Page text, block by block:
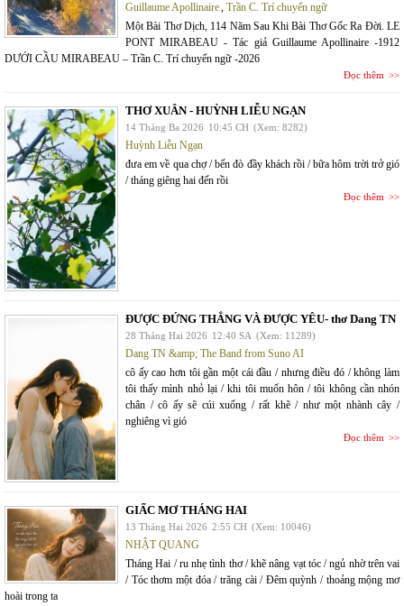
Guillaume Apollinaire, Trần C. Trí chuyển ngữ
Một Bài Thơ Dịch, 114 Năm Sau Khi Bài Thơ Gốc Ra Đời. LE
PONT MIRABEAU - Tác giả Guillaume Apollinaire -1912
DƯỚI CẦU MIRABEAU – Trần C. Trí chuyển ngữ -2026
Đọc thêm
THƠ XUÂN - HUỲNH LIỄU NGẠN
14 Tháng Ba 2026 10:45 CH (Xem: 8282)
Huỳnh Liễu Ngạn
đưa em về qua chợ / bến đò đầy khách rồi / bữa hôm trời trở gió
/ tháng giêng hai đến rồi
Đọc thêm
ĐƯỢC ĐỨNG THẲNG VÀ ĐƯỢC YÊU- thơ Dang TN
28 Tháng Hai 2026 12:40 SA (Xem: 11289)
Dang TN &amp; The Band from Suno AI
cô ấy cao hơn tôi gần một cái đầu / nhưng điều đó / không làm
tôi thấy mình nhỏ lại / khi tôi muốn hôn / tôi không cần nhón
chân / cô ấy sẽ cúi xuống / rất khẽ / như một nhành cây /
nghiêng vì gió
Đọc thêm
GIẤC MƠ THÁNG HAI
13 Tháng Hai 2026 2:55 CH (Xem: 10046)
NHẬT QUANG
Tháng Hai / ru nhẹ tình thơ / khẽ nâng vạt tóc / ngủ nhờ trên vai
/ Tóc thơm một đóa / trăng cài / Đêm quỳnh / thoảng mộng mơ
hoài trong ta